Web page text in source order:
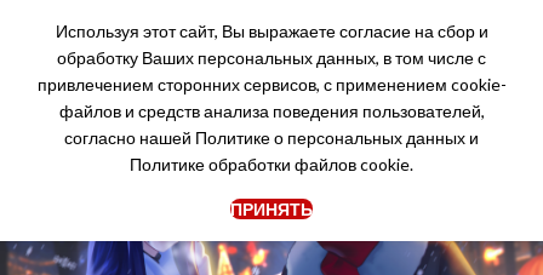
Используя этот сайт, Вы выражаете согласие на сбор и
обработку Ваших персональных данных, в том числе с
привлечением сторонних сервисов, с применением cookie-
файлов и средств анализа поведения пользователей,
согласно нашей Политике о персональных данных и
Политике обработки файлов cookie.
ПРИНЯТЬ